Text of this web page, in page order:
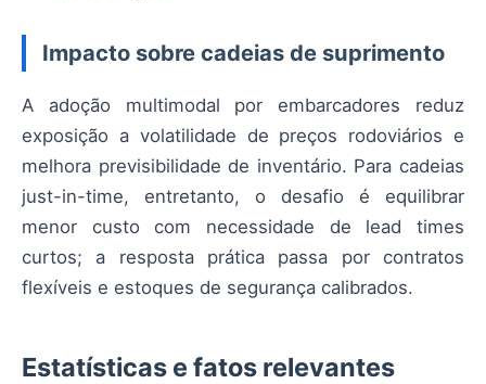
Impacto sobre cadeias de suprimento
A adoção multimodal por embarcadores reduz
exposição a volatilidade de preços rodoviários e
melhora previsibilidade de inventário. Para cadeias
just-in-time, entretanto, o desafio é equilibrar
menor custo com necessidade de lead times
curtos; a resposta prática passa por contratos
flexíveis e estoques de segurança calibrados.
Estatísticas e fatos relevantes